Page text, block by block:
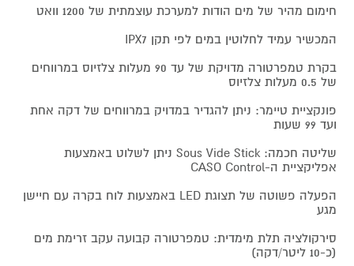
חימום מהיר של מים הודות למערכת עוצמתית של 1200 וואט
המכשיר עמיד לחלוטין במים לפי תקן IPX7
בקרת טמפרטורה מדויקת של עד 90 מעלות צלזיוס במרווחים
של 0.5 מעלות צלזיוס
פונקציית טיימר: ניתן להגדיר במדויק במרווחים של דקה אחת
ועד 99 שעות
שליטה חכמה: Sous Vide Stick ניתן לשלוט באמצעות
אפליקציית ה-CASO Control
הפעלה פשוטה של תצוגת LED באמצעות לוח בקרה עם חיישן
מגע
סירקולציה תלת מימדית: טמפרטורה קבועה עקב זרימת מים
(כ-10 ליטר/דקה)